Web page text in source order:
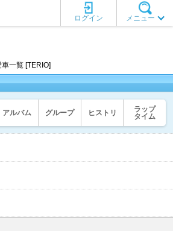
メニュー
ログイン
車一覧 [TERIO]
アルバム グループ ヒストリ
ラップ
タイム